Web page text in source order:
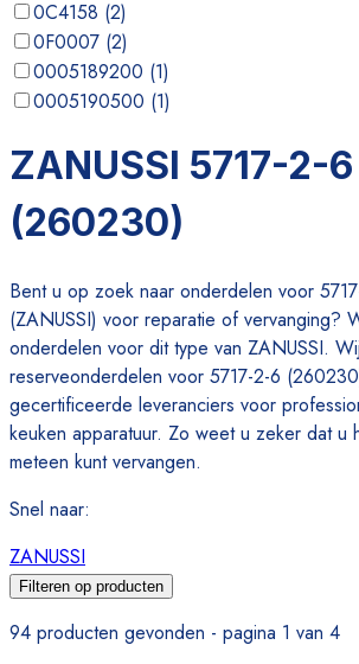
0C4158 (2)
0F0007 (2)
0005189200 (1)
0005190500 (1)
0020524700(1)
ZANUSSI 5717-2-6
(260230)
Bent u op zoek naar onderdelen voor
(ZANUSSI) voor reparatie of vervanging?
onderdelen voor dit type van ZANUSSI.
reserveonderdelen voor 5717-2-6
gecertificeerde leveranciers voor
keuken apparatuur. Zo weet u zeker dat u
meteen kunt vervangen.
Snel naar:
ZANUSSI
Filteren op producten
94 producten gevonden - pagina 1 van 4